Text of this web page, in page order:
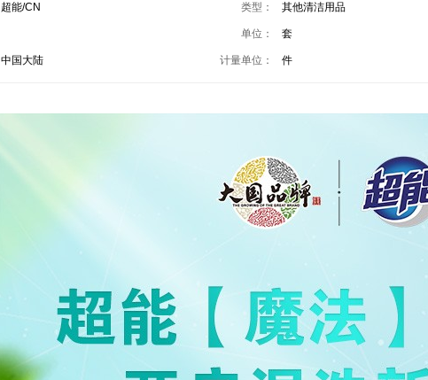
超能/CN 类型： 其他清洁用品
单位： 套
中国大陆 计量单位： 件